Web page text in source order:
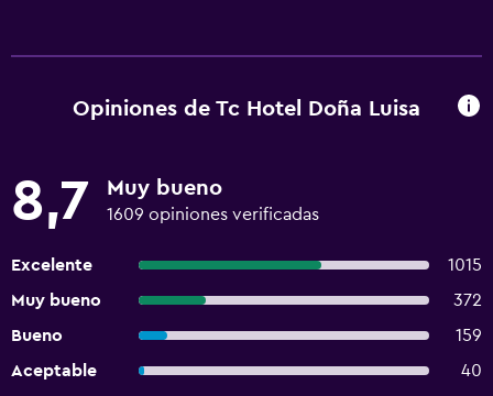
Opiniones de Tc Hotel Doña Luisa
8,7 Muy bueno
1609 opiniones verificadas
Excelente
1015
Muy bueno
372
Bueno
159
Aceptable
40